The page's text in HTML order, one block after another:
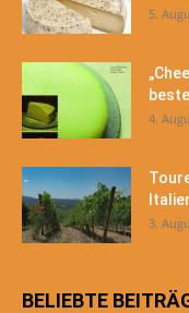
5.
4.
3.
BELIEBTE